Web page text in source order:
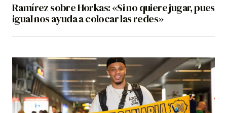
Ramírez sobre Horkas: «Si no quiere jugar, pues
igual nos ayuda a colocar las redes»